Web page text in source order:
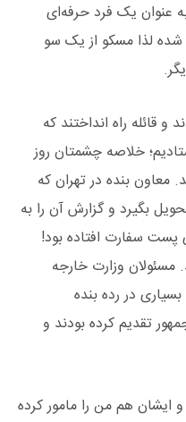
عنوان یک فرد حرفه‌ای
لذا مسکو از یک سو
قائله راه انداختند که
خلاصه چشمتان روز
معاون بنده در تهران که
بگیرد و گزارش آن را به
سفارت افتاده بود!
وزارت خارجه
در رده بنده
تقدیم کرده بودند و
ایشان هم من را مامور کرده